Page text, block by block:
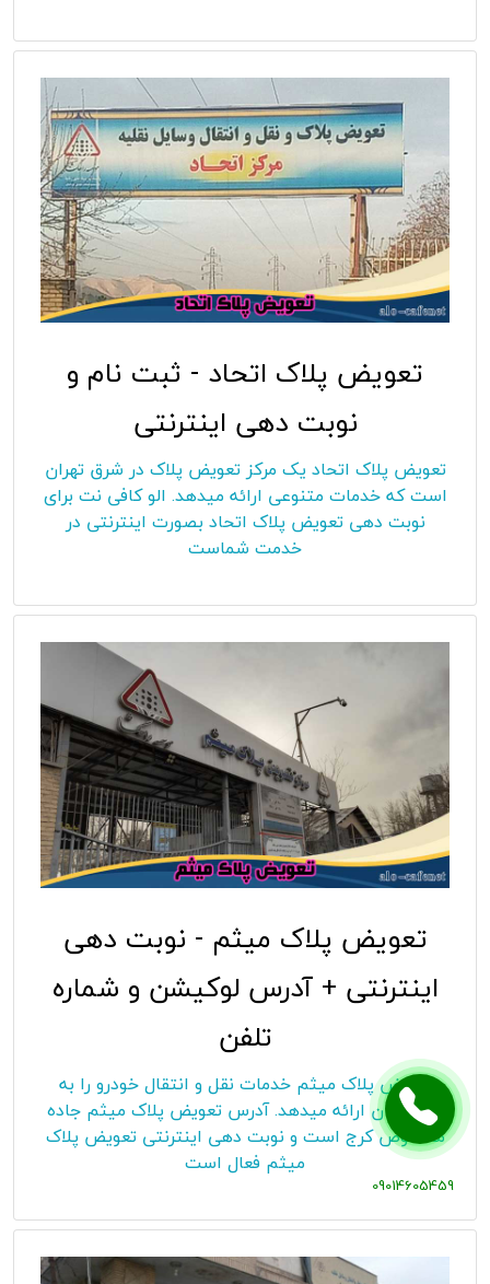
تعویض پلاک اتحاد - ثبت نام و
نوبت دهی اینترنتی
تعویض پلاک اتحاد یک مرکز تعویض پلاک در شرق تهران
است که خدمات متنوعی ارائه میدهد. الو کافی نت برای
نوبت دهی تعویض پلاک اتحاد بصورت اینترنتی در
خدمت شماست
تعویض پلاک میثم - نوبت دهی
اینترنتی + آدرس لوکیشن و شماره
تلفن
تعویض پلاک میثم خدمات نقل و انتقال خودرو را به
متقاضیان ارائه میدهد. آدرس تعویض پلاک میثم جاده
مخصوص کرج است و نوبت دهی اینترنتی تعویض پلاک
میثم فعال است
09014605459